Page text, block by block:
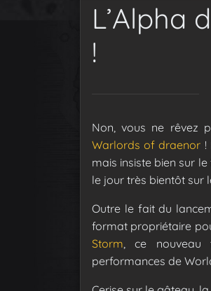
L’Alpha
!
Non, vous ne rêvez
Warlords of draenor !
mais insiste bien sur
le jour très bientôt sur
Outre le fait du
format propriétaire
Storm, ce nouveau
performances de